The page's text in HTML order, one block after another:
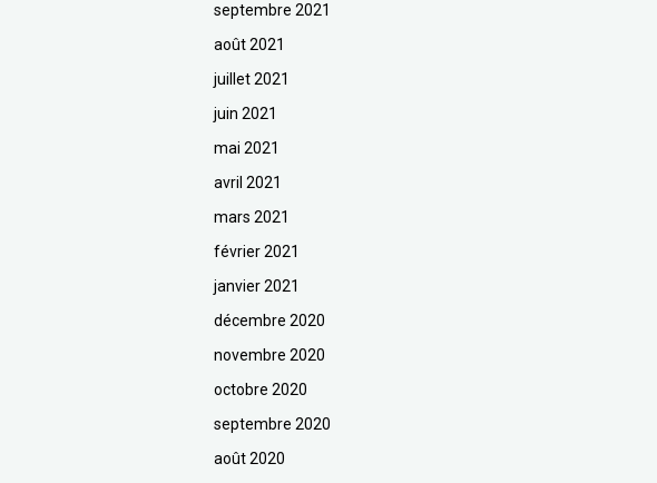
septembre 2021
août 2021
juillet 2021
juin 2021
mai 2021
avril 2021
mars 2021
février 2021
janvier 2021
décembre 2020
novembre 2020
octobre 2020
septembre 2020
août 2020